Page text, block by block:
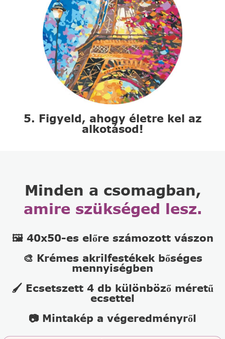
5. Figyeld, ahogy életre kel az
alkotásod!
Minden a csomagban,
amire szükséged lesz.
🖼️ 40x50-es előre számozott vászon
🎨 Krémes akrilfestékek bőséges
mennyiségben
🖌️ Ecsetszett 4 db különböző méretű
ecsettel
📷 Mintakép a végeredményről